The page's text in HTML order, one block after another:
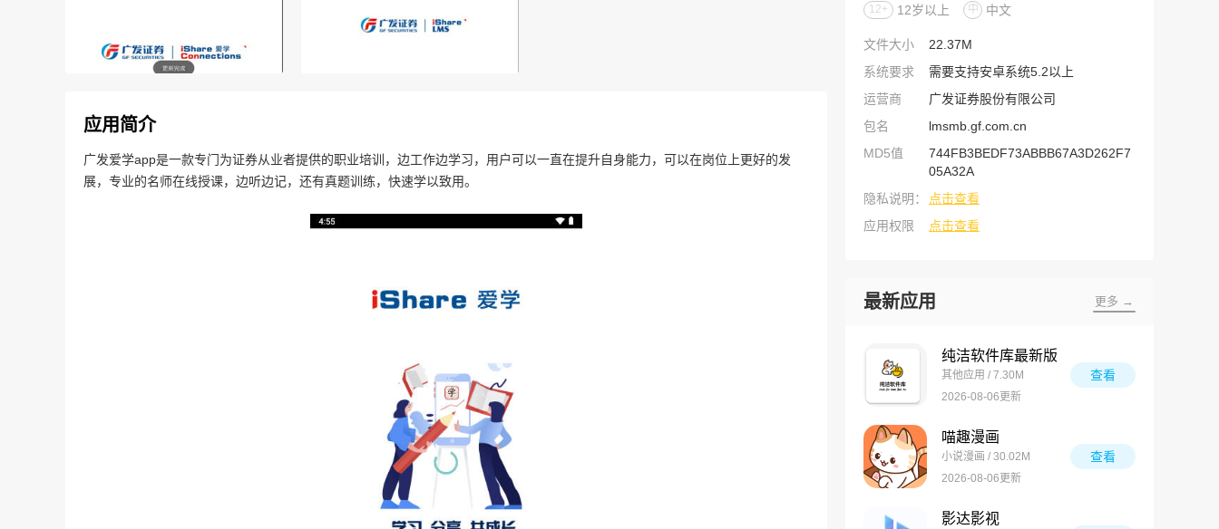
应用简介
广发爱学app是一款专门为证券从业者提供的职业培训，边工作边学习，用户可以一直在提升自身能力，可以在岗位上更好的发
展，专业的名师在线授课，边听边记，还有真题训练，快速学以致用。
12+ 12岁以上 中 中文
文件大小
22.37M
系统要求
需要支持安卓系统5.2以上
运营商
广发证券股份有限公司
包名
lmsmb.gf.com.cn
MD5值
744FB3BEDF73ABBB67A3D262F7
05A32A
隐私说明：
点击查看
应用权限
点击查看
最新应用 更多 →
纯洁软件库最新版
其他应用 / 7.30M
2026-08-06更新
查看
喵趣漫画
小说漫画 / 30.02M
2026-08-06更新
查看
影达影视